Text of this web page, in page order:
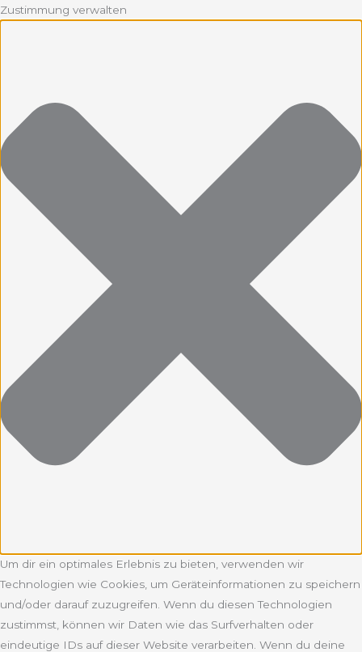
Zustimmung verwalten
Um dir ein optimales Erlebnis zu bieten, verwenden wir
Technologien wie Cookies, um Geräteinformationen zu speichern
und/oder darauf zuzugreifen. Wenn du diesen Technologien
zustimmst, können wir Daten wie das Surfverhalten oder
eindeutige IDs auf dieser Website verarbeiten. Wenn du deine